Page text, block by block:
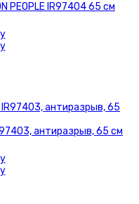
PEOPLE IR97404 65 см
антиразрыв, 65 см